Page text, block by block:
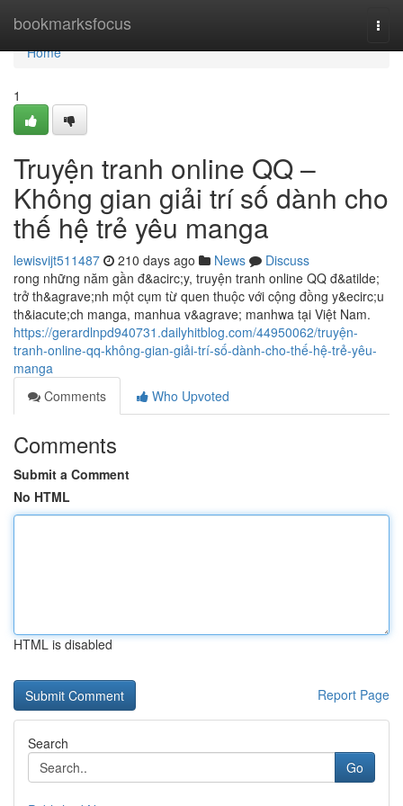
bookmarksfocus
Home
Home
1
Truyện tranh online QQ –
Không gian giải trí số dành cho
thế hệ trẻ yêu manga
lewisvijt511487 210 days ago News
Discuss
rong những năm gần đ&acirc;y, truyện tranh online QQ đ&atilde;
trở th&agrave;nh một cụm từ quen thuộc với cộng đồng y&ecirc;u
th&iacute;ch manga, manhua v&agrave; manhwa tại Việt Nam.
https://gerardlnpd940731.dailyhitblog.com/44950062/truyện-
tranh-online-qq-không-gian-giải-trí-số-dành-cho-thế-hệ-trẻ-yêu-
manga
Comments
Who Upvoted
Comments
Submit a Comment
No HTML
HTML is disabled
Report Page
Search
Go